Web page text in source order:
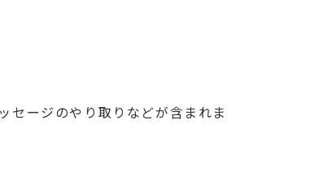
セージのやり取りなどが含まれま